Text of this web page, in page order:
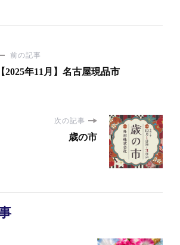
前の記事
【2025年11月】名古屋現品市
次の記事
歳の市